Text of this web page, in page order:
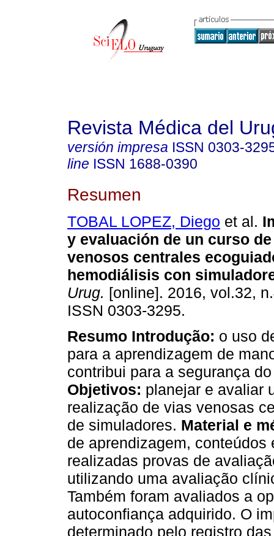
Revista Médica del
versión impresa ISSN 0303-
line ISSN 1688-0390
Resumen
TOBAL LOPEZ, Diego et al.
y evaluación de un curso
venosos centrales
hemodiálisis con
Urug. [online]. 2016, vol.32,
ISSN 0303-3295.
Resumo Introdução: o uso
para a aprendizagem de
contribui para a segurança
Objetivos: planejar e avaliar
realização de vias venosas
de simuladores. Material e
de aprendizagem,
realizadas provas de
utilizando uma avaliação
Também foram avaliados a
autoconfiança adquirido. O
determinado pelo registro